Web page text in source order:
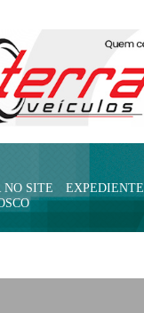
NO SITE
EXPEDIENTE